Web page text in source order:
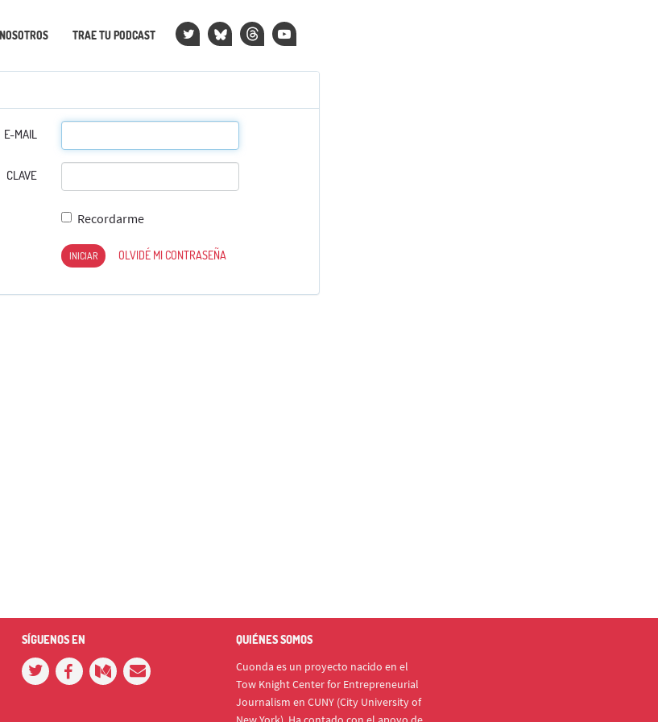
NOSOTROS TRAE TU PODCAST
E-MAIL
CLAVE
Recordarme
INICIAR OLVIDÉ MI CONTRASEÑA
SÍGUENOS EN QUIÉNES SOMOS
Cuonda es un proyecto nacido en el
Tow Knight Center for Entrepreneurial
Journalism en CUNY (City University of